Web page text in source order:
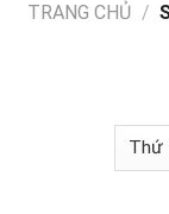
TRANG CHỦ /